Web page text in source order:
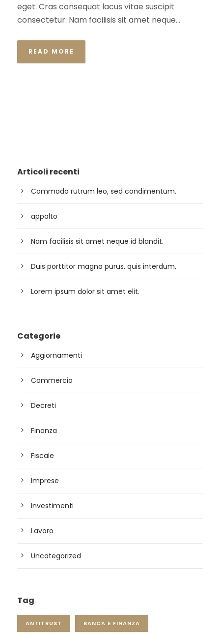
eget. Cras consequat lacus vitae suscipit
consectetur. Nam facilisis sit amet neque...
READ MORE
Articoli recenti
Commodo rutrum leo, sed condimentum.
appalto
Nam facilisis sit amet neque id blandit.
Duis porttitor magna purus, quis interdum.
Lorem ipsum dolor sit amet elit.
Categorie
Aggiornamenti
Commercio
Decreti
Finanza
Fiscale
Imprese
Investimenti
Lavoro
Uncategorized
Tag
ANTITRUST BANCA E FINANZA